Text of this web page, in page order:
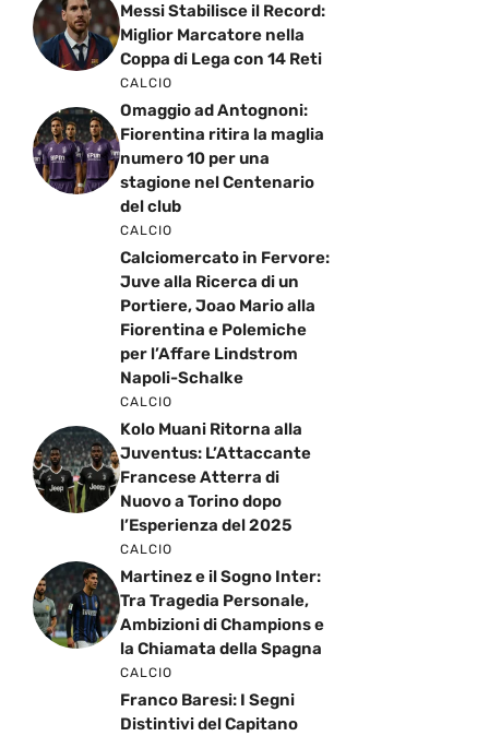
Messi Stabilisce il Record:
Miglior Marcatore nella
Coppa di Lega con 14 Reti
CALCIO
Omaggio ad Antognoni:
Fiorentina ritira la maglia
numero 10 per una
stagione nel Centenario
del club
CALCIO
Calciomercato in Fervore:
Juve alla Ricerca di un
Portiere, Joao Mario alla
Fiorentina e Polemiche
per l’Affare Lindstrom
Napoli-Schalke
CALCIO
Kolo Muani Ritorna alla
Juventus: L’Attaccante
Francese Atterra di
Nuovo a Torino dopo
l’Esperienza del 2025
CALCIO
Martinez e il Sogno Inter:
Tra Tragedia Personale,
Ambizioni di Champions e
la Chiamata della Spagna
CALCIO
Franco Baresi: I Segni
Distintivi del Capitano